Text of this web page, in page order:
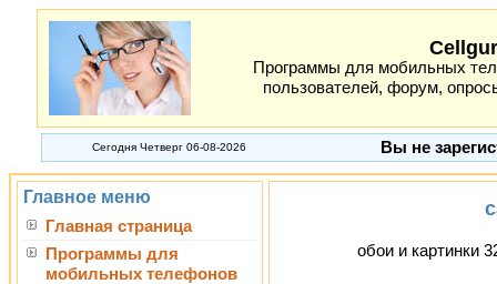
Программы для мобильных
пользователей, форум,
Сегодня Четверг 06-08-2026 Вы не
Главное меню
Главная страница
Программы для
мобильных телефонов
обои и картинки